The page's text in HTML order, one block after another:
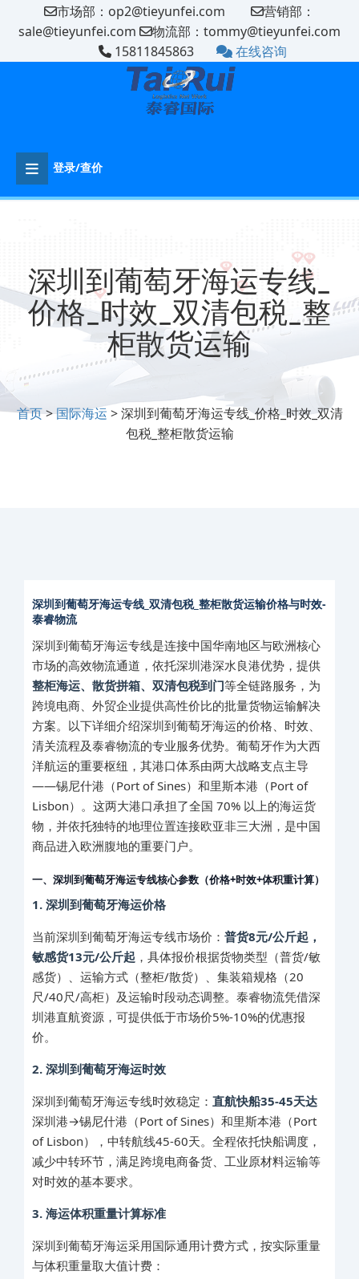
市场部：op2@tieyunfei.com
营销部：
sale@tieyunfei.com
物流部：tommy@tieyunfei.com
15811845863
在线咨询
登录/查价
深圳到葡萄牙海运专线_
价格_时效_双清包税_整
柜散货运输
首页>国际海运 > 深圳到葡萄牙海运专线_价格_时效_双清
包税_整柜散货运输
深圳到葡萄牙海运专线_双清包税_整柜散货运输价格与时效-
泰睿物流
深圳到葡萄牙海运专线是连接中国华南地区与欧洲核心
市场的高效物流通道，依托深圳港深水良港优势，提供
整柜海运、散货拼箱、双清包税到门等全链路服务，为
跨境电商、外贸企业提供高性价比的批量货物运输解决
方案。以下详细介绍深圳到葡萄牙海运的价格、时效、
清关流程及泰睿物流的专业服务优势。葡萄牙作为大西
洋航运的重要枢纽，其港口体系由两大战略支点主导
——锡尼什港（Port of Sines）和里斯本港（Port of
Lisbon）。这两大港口承担了全国 70% 以上的海运货
物，并依托独特的地理位置连接欧亚非三大洲，是中国
商品进入欧洲腹地的重要门户。
一、深圳到葡萄牙海运专线核心参数（价格+时效+体积重计算）
1. 深圳到葡萄牙海运价格
当前深圳到葡萄牙海运专线市场价： 普货8元/公斤起，
敏感货13元/公斤起 ，具体报价根据货物类型（普货/敏
感货）、运输方式（整柜/散货）、集装箱规格（20
尺/40尺/高柜）及运输时段动态调整。泰睿物流凭借深
圳港直航资源，可提供低于市场价5%-10%的优惠报
价。
2. 深圳到葡萄牙海运时效
深圳到葡萄牙海运专线时效稳定： 直航快船35-45天达
深圳港→锡尼什港（Port of Sines）和里斯本港（Port
of Lisbon），中转航线45-60天。全程依托快船调度，
减少中转环节，满足跨境电商备货、工业原材料运输等
对时效的基本要求。
3. 海运体积重量计算标准
深圳到葡萄牙海运采用国际通用计费方式，按实际重量
与体积重量取大值计费：